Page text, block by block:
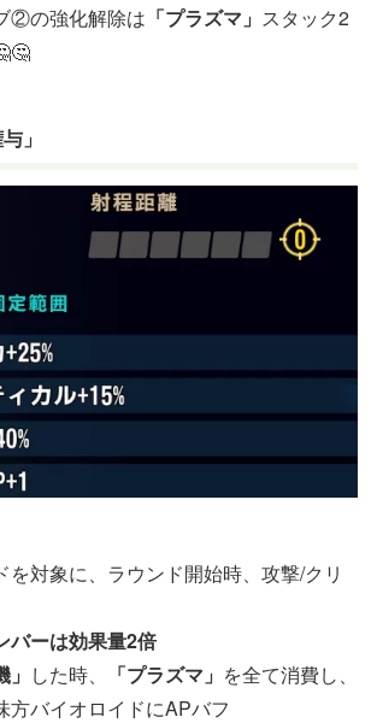
②の強化解除は 「プラズマ」 スタック2
」
を対象に、ラウンド開始時、攻撃/クリ
バーは効果量2倍
」 した時、 「プラズマ」 を全て消費し、
方バイオロイドにAPバフ